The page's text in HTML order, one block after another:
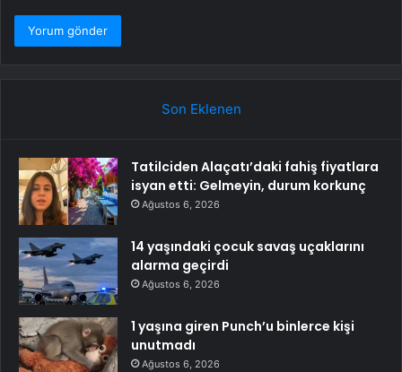
Son Eklenen
Tatilciden Alaçatı’daki fahiş fiyatlara
isyan etti: Gelmeyin, durum korkunç
Ağustos 6, 2026
14 yaşındaki çocuk savaş uçaklarını
alarma geçirdi
Ağustos 6, 2026
1 yaşına giren Punch’u binlerce kişi
unutmadı
Ağustos 6, 2026